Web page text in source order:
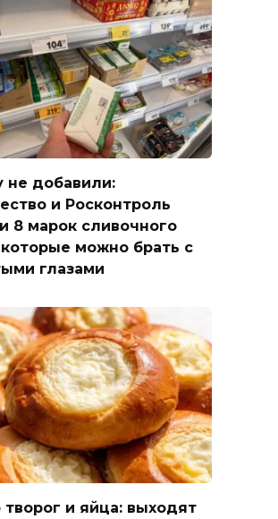
не добавили:
и Росконтроль
8 марок сливочного
можно брать с
глазами
творог и яйца: выходят